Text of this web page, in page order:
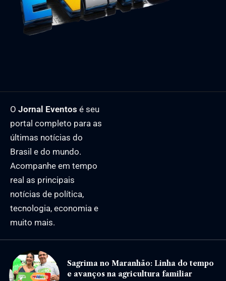
O Jornal Eventos é seu
portal completo para as
últimas notícias do
Brasil e do mundo.
Acompanhe em tempo
real as principais
notícias de política,
tecnologia, economia e
muito mais.
Sagrima no Maranhão: Linha do tempo
e avanços na agricultura familiar